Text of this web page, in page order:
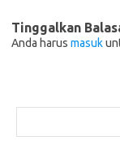
Tinggalkan
Anda harus masuk